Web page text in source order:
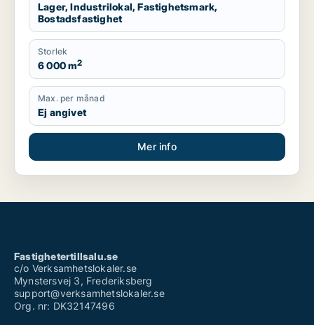
Lager, Industrilokal, Fastighetsmark,
Bostadsfastighet
Storlek
6 000 m2
Max. per månad
Ej angivet
Mer info
Fastighetertillsalu.se
c/o Verksamhetslokaler.se
Mynstersvej 3, Frederiksberg
support@verksamhetslokaler.se
Org. nr: DK32147496